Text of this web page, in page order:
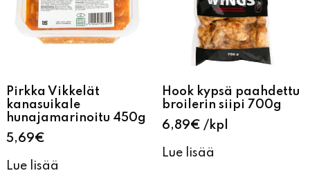
Pirkka Vikkelät
kanasuikale
hunajamarinoitu 450g
5,69€
Lue lisää
Hook kypsä paahdettu
broilerin siipi 700g
6,89€ kpl
Lue lisää